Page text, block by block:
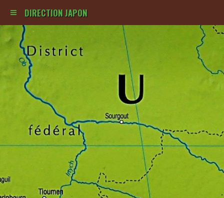
DIRECTION JAPON